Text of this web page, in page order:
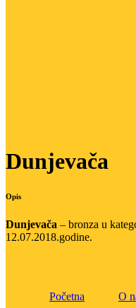
Dunjevača
Opis
Dunjevača – bronza u
12.07.2018.godine.
Početna O